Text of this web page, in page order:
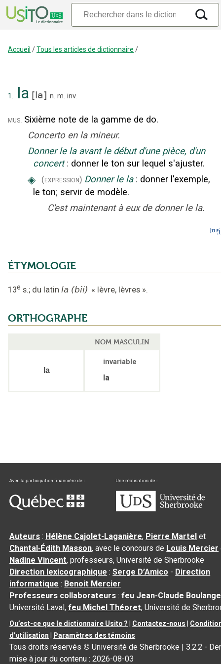
Accueil /Tous les articles de dictionnaire /
1. la [ la] n. m. inv.
mus. Sixième note de la gamme de do.
Concerto en la mineur.
Donner le la avant le début d'une pièce, d'un
concert : donner le ton sur lequel s'ajuster.
◈ (expression) Donner le la : donner l'exemple,
le ton; servir de modèle.
C'est maintenant à eux de donner le la.
ÉTYMOLOGIE
13e s.; du latin la (bii) « lèvre, lèvres ».
ORTHOGRAPHE
NOM MASCULIN
la
invariable
la
Auteurs : Hélène Cajolet-Laganière, Pierre Martel et
Chantal‑Édith Masson, avec le concours de Louis Mercier
Nadine Vincent, professeurs, Université de Sherbrooke
Direction lexicographique :Serge D’Amico - Direction
informatique : Benoit Mercier
Professeurs collaborateurs :feu Jean-Claude
Université Laval,feu Michel Théoret, Université de
Qu’est-ce que le dictionnaire Usito ? | Contactez-nous |
d’utilisation | Paramètres des témoins
Tous droits réservés © Université de Sherbrooke |3.2.2 -
mise à jour du contenu :2026-08-03